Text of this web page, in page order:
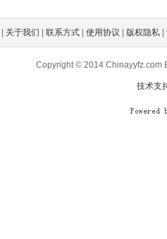
关于我们 联系方式 使用协议 版权隐私
Copyright © 2014 Chinayyfz.com
技术支